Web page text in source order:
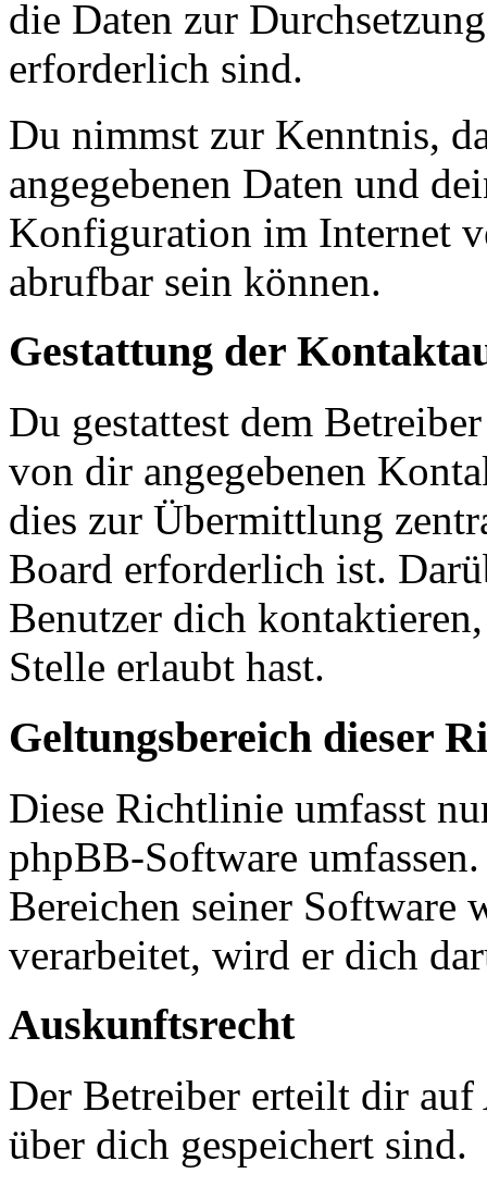
die Daten zur
erforderlich sind.
Du nimmst zur Kenntnis,
angegebenen Daten und
Konfiguration im Internet
abrufbar sein können.
Gestattung der
Du gestattest dem
von dir angegebenen
dies zur Übermittlung
Board erforderlich ist.
Benutzer dich
Stelle erlaubt hast.
Geltungsbereich dieser
Diese Richtlinie umfasst
phpBB-Software
Bereichen seiner Software
verarbeitet, wird er dich
Auskunftsrecht
Der Betreiber erteilt dir
über dich gespeichert sind.